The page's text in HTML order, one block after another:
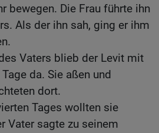
bewegen. Die Frau führte ihn
Als der ihn sah, ging er ihm
Vaters blieb der Levit mit
da. Sie aßen und
dort.
Tages wollten sie
Vater sagte zu seinem